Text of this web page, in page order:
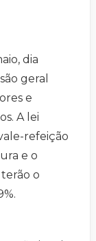
dia
geral
e
A lei
refeição
e o
o